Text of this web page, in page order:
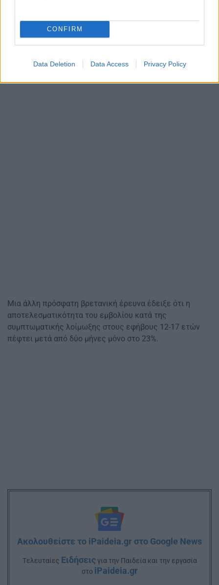
CONFIRM
Data Deletion Data Access Privacy Policy
Μια άλλη πρόσφατη βρετανική έρευνα έδειξε ότι η
αποτελεσματικότητα του εμβολίου κατά της
συμπτωματικής λοίμωξης στους εφήβους 12-17 ετών
πέφτει μετά από δύο μήνες μόνο στο 23%.
Ακολουθείστε το iPaideia.gr στο Google News
Tελευταίες Ειδήσειςγια την Παιδεία και την εργασία
στο iPaideia.gr